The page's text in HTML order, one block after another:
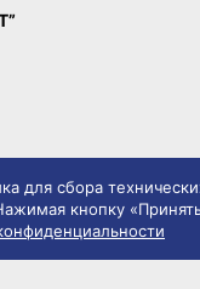
для сбора
кнопку
конфиденциальности